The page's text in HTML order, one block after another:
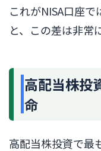
これがNISA口座
と、この差は非常
高配当株投
命
高配当株投資で最